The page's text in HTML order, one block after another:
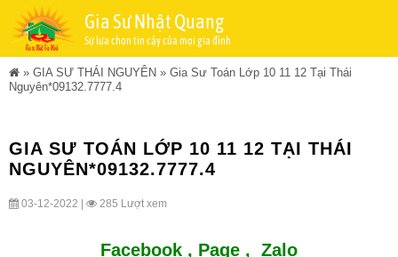
Gia Sư Nhật Quang
Sự lựa chọn tin cậy của mọi gia đình
» GIA SƯ THÁI NGUYÊN » Gia Sư Toán Lớp 10 11 12 Tại Thái
Nguyên*09132.7777.4
GIA SƯ TOÁN LỚP 10 11 12 TẠI THÁI
NGUYÊN*09132.7777.4
03-12-2022 | 285 Lượt xem
Facebook , Page , Zalo